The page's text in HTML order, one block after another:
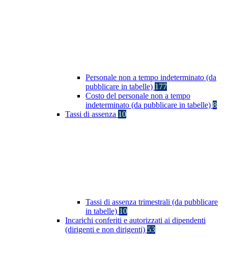
Personale non a tempo indeterminato (da
pubblicare in tabelle) 177
Costo del personale non a tempo
indeterminato (da pubblicare in tabelle) 8
Tassi di assenza 10
Tassi di assenza trimestrali (da pubblicare
in tabelle) 10
Incarichi conferiti e autorizzati ai dipendenti
(dirigenti e non dirigenti) 53